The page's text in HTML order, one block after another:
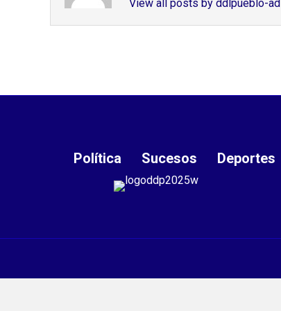
View all posts by ddlpueblo-ad
Política Sucesos Deportes